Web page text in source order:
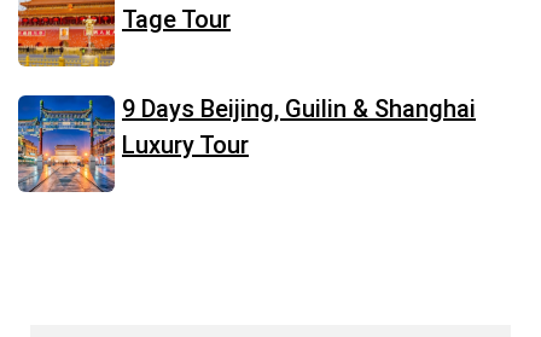
Furong Ancient Town.
Tage Tour
9 Days Beijing, Guilin & Shanghai
Luxury Tour